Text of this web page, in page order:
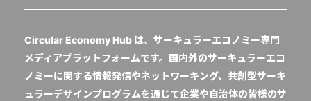
Circular Economy Hub は、サーキュラーエコノミー専門
メディアプラットフォームです。国内外のサーキュラーエコ
ノミーに関する情報発信やネットワーキング、共創型サーキ
ュラーデザインプログラムを通じて企業や自治体の皆様のサ